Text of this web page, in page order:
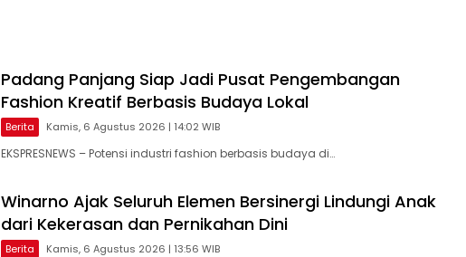
Padang Panjang Siap Jadi Pusat Pengembangan
Fashion Kreatif Berbasis Budaya Lokal
Berita Kamis, 6 Agustus 2026 | 14:02 WIB
EKSPRESNEWS – Potensi industri fashion berbasis budaya di…
Winarno Ajak Seluruh Elemen Bersinergi Lindungi Anak
dari Kekerasan dan Pernikahan Dini
Berita Kamis, 6 Agustus 2026 | 13:56 WIB